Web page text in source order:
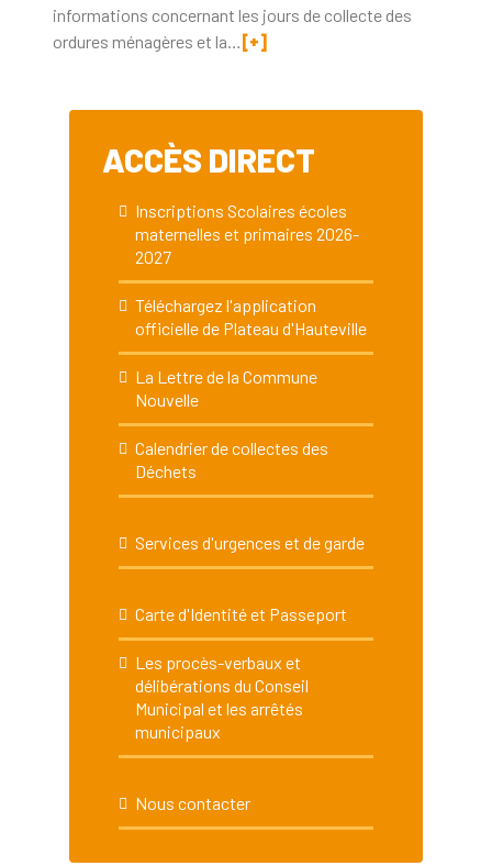
informations concernant les jours de collecte des
ordures ménagères et la…[+]
ACCÈS DIRECT
Inscriptions Scolaires écoles
maternelles et primaires 2026-
2027
Téléchargez l'application
officielle de Plateau d'Hauteville
La Lettre de la Commune
Nouvelle
Calendrier de collectes des
Déchets
Services d'urgences et de garde
Carte d'Identité et Passeport
Les procès-verbaux et
délibérations du Conseil
Municipal et les arrêtés
municipaux
Nous contacter